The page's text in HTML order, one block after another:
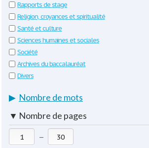
Rapports de stage
Religion, croyances et spiritualité
Santé et culture
Sciences humaines et sociales
Société
Archives du baccalauréat
Divers
▶ Nombre de mots
▼ Nombre de pages
—